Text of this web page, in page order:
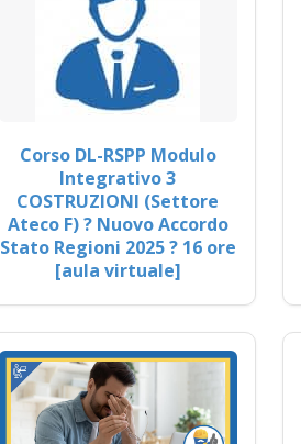
Corso DL-RSPP Modulo
Integrativo 3
COSTRUZIONI (Settore
Ateco F) ? Nuovo Accordo
Stato Regioni 2025 ? 16 ore
[aula virtuale]